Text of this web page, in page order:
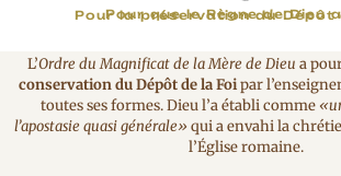
Pour la préservation du Dépôt
Pour que le Règne de Dieu
L’Ordre du Magnificat de la Mère de Dieu a
conservation du Dépôt de la Foipar
toutes ses formes. Dieu l’a établi comme
l’apostasie quasi générale» qui a envahi la
l’Église romaine.